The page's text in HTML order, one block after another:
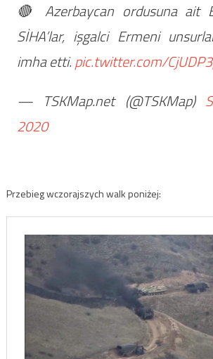
🔴 Azerbaycan ordusuna ait
SİHA’lar, işgalci Ermeni
imha etti.pic.twitter.com/
— TSKMap.net (@TSKMap)
2020
Przebieg wczorajszych walk poniżej: